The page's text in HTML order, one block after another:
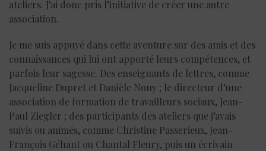
ateliers. J’ai donc pris l’initiative de créer une autre
association.
Je me suis appuyé dans cette aventure sur des amis et des
connaissances qui lui ont apporté leurs compétences, et
parfois leur sagesse. Des enseignants de lettres, comme
Jacqueline Dupret et Danièle Nony ; le directeur d’une
association de formation de travailleurs sociaux, Jean-
Paul Ziegler ; des participants des ateliers que j’avais
suivis ou animés, comme Christine Passerieux, Jean-
François Géhant ou Chantal Fleury, puis un écrivain